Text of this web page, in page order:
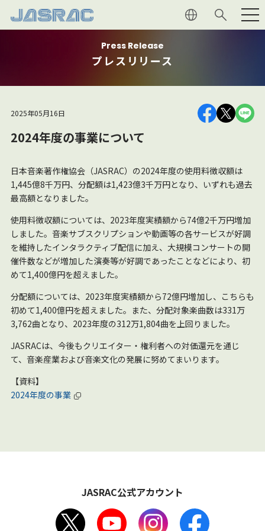
権利者の皆さま
JASRACについて
マガジン
採用情報
よくあるご質問
Press Release
プレスリリース
2025年05月16日
2024年度の事業について
日本音楽著作権協会（JASRAC）の2024年度の使用料徴収額は
1,445億8千万円、分配額は1,423億3千万円となり、いずれも過去
最高額となりました。
使用料徴収額については、2023年度実績額から74億2千万円増加
しました。音楽サブスクリプションや動画等の各サービスが好調
を維持したインタラクティブ配信に加え、大規模コンサートの開
催件数などが増加した演奏等が好調であったことなどにより、初
めて1,400億円を超えました。
分配額については、2023年度実績額から72億円増加し、こちらも
初めて1,400億円を超えました。また、分配対象楽曲数は331万
3,762曲となり、2023年度の312万1,804曲を上回りました。
JASRACは、今後もクリエイター・権利者への対価還元を通じ
て、音楽産業および音楽文化の発展に努めてまいります。
【資料】
2024年度の事業
JASRAC公式アカウント